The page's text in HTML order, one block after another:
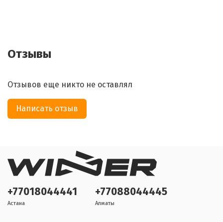
Отзывы
Отзывов еще никто не оставлял
Написать отзыв
+77018044441
Астана
+77088044445
Алматы